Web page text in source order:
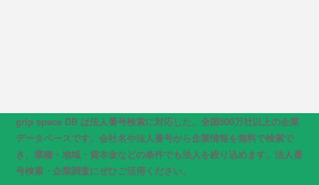
grip space DB は法人番号検索に対応した、全国500万社以上の企業
データベースです。会社名や法人番号から企業情報を無料で検索で
き、業種・地域・資本金などの条件でも法人を絞り込めます。法人番
号検索・企業調査にぜひご活用ください。